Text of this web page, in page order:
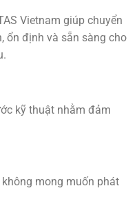
Vietnam giúp chuyển
ổn định và sẵn sàng cho
kỹ thuật nhằm đảm
mong muốn phát